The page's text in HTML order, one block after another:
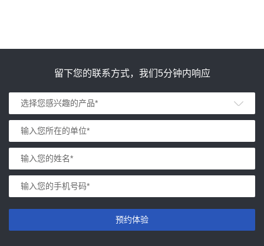
留下您的联系方式，我们5分钟内响应
预约体验